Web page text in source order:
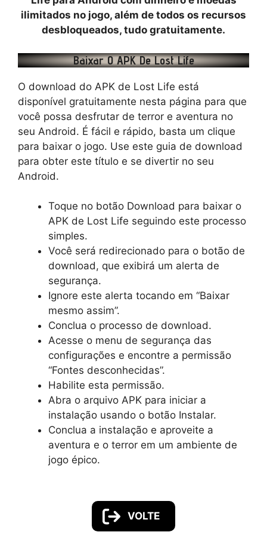
ilimitados no jogo, além de todos os recursos
desbloqueados, tudo gratuitamente.
Baixar O APK De Lost Life
O download do APK de Lost Life está
disponível gratuitamente nesta página para que
você possa desfrutar de terror e aventura no
seu Android. É fácil e rápido, basta um clique
para baixar o jogo. Use este guia de download
para obter este título e se divertir no seu
Android.
Toque no botão Download para baixar o
APK de Lost Life seguindo este processo
simples.
Você será redirecionado para o botão de
download, que exibirá um alerta de
segurança.
Ignore este alerta tocando em “Baixar
mesmo assim”.
Conclua o processo de download.
Acesse o menu de segurança das
configurações e encontre a permissão
“Fontes desconhecidas”.
Habilite esta permissão.
Abra o arquivo APK para iniciar a
instalação usando o botão Instalar.
Conclua a instalação e aproveite a
aventura e o terror em um ambiente de
jogo épico.
VOLTE